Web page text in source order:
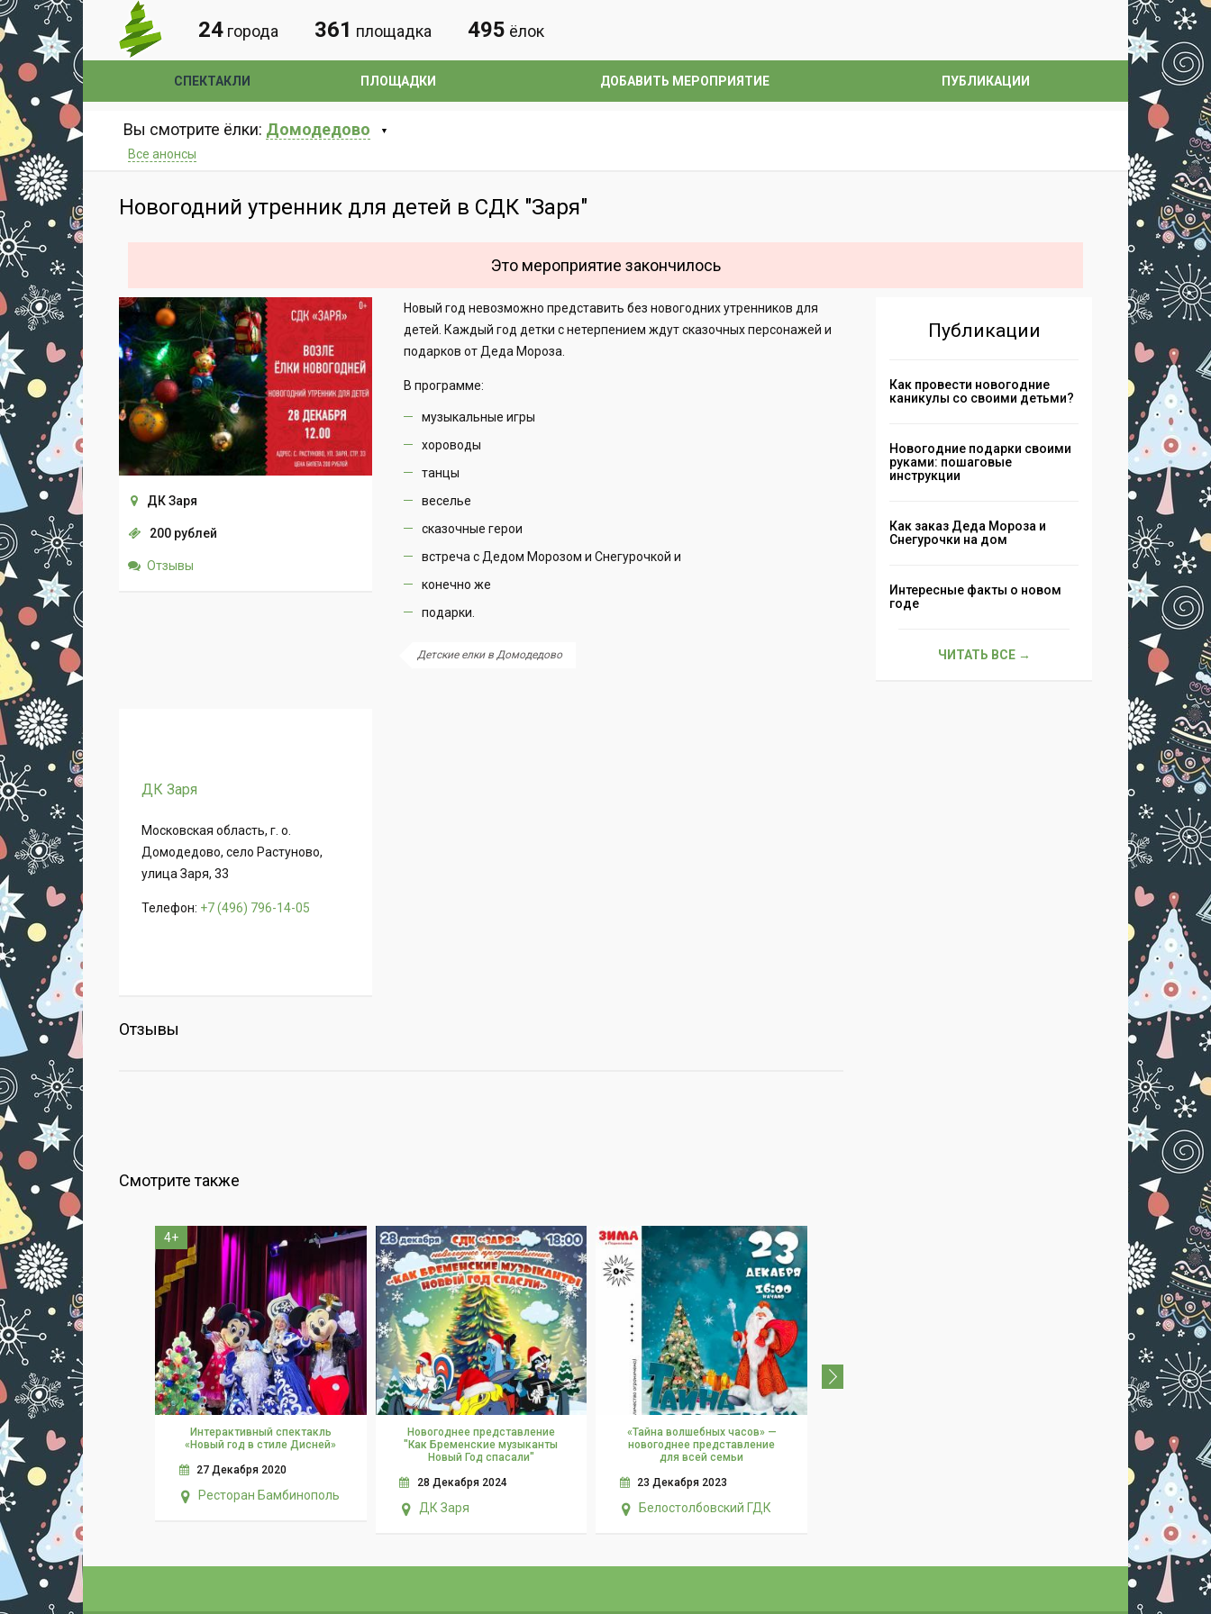
24 города 361 площадка 495 ёлок
СПЕКТАКЛИ ПЛОЩАДКИ ДОБАВИТЬ МЕРОПРИЯТИЕ ПУБЛИКАЦИИ
Вы смотрите ёлки: Домодедово
Все анонсы
Новогодний утренник для детей в СДК "Заря"
Это мероприятие закончилось
ДК Заря
200 рублей
Отзывы
Новый год невозможно представить без новогодних утренников для
детей. Каждый год детки с нетерпением ждут сказочных персонажей и
подарков от Деда Мороза.
В программе:
музыкальные игры
хороводы
танцы
веселье
сказочные герои
встреча с Дедом Морозом и Снегурочкой и
конечно же
подарки.
Детские елки в Домодедово
ДК Заря
Московская область, г. о.
Домодедово, село Растуново,
улица Заря, 33
Телефон: +7 (496) 796-14-05
Отзывы
Смотрите также
4+
Интерактивный спектакль
«Новый год в стиле Дисней»
27 Декабря 2020
Ресторан Бамбинополь
Новогоднее представление
"Как Бременские музыканты
Новый Год спасали"
28 Декабря 2024
ДК Заря
«Тайна волшебных часов» —
новогоднее представление
для всей семьи
23 Декабря 2023
Белостолбовский ГДК
Новогоднее шоу "Смешуня
компания: Сказка о
потерянном времени"
04 Января 2020
Молодёжный
комплексный центр
Публикации
Как провести новогодние
каникулы со своими детьми?
Новогодние подарки своими
руками: пошаговые
инструкции
Как заказ Деда Мороза и
Снегурочки на дом
Интересные факты о новом
годе
ЧИТАТЬ ВСЕ →